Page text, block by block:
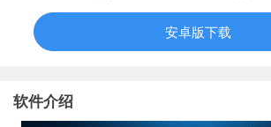
安卓版下载
软件介绍